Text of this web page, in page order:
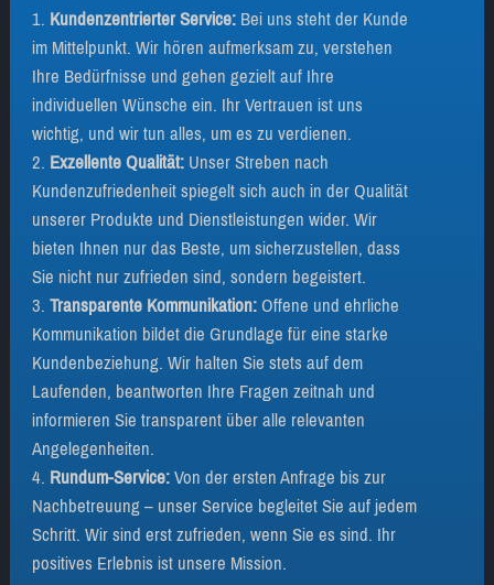
Kundenzentrierter Service:Bei uns steht der Kunde
im Mittelpunkt. Wir hören aufmerksam zu, verstehen
Ihre Bedürfnisse und gehen gezielt auf Ihre
individuellen Wünsche ein. Ihr Vertrauen ist uns
wichtig, und wir tun alles, um es zu verdienen.
Exzellente Qualität:Unser Streben nach
Kundenzufriedenheit spiegelt sich auch in der Qualität
unserer Produkte und Dienstleistungen wider. Wir
bieten Ihnen nur das Beste, um sicherzustellen, dass
Sie nicht nur zufrieden sind, sondern begeistert.
Transparente Kommunikation:Offene und ehrliche
Kommunikation bildet die Grundlage für eine starke
Kundenbeziehung. Wir halten Sie stets auf dem
Laufenden, beantworten Ihre Fragen zeitnah und
informieren Sie transparent über alle relevanten
Angelegenheiten.
Rundum-Service:Von der ersten Anfrage bis zur
Nachbetreuung – unser Service begleitet Sie auf jedem
Schritt. Wir sind erst zufrieden, wenn Sie es sind. Ihr
positives Erlebnis ist unsere Mission.